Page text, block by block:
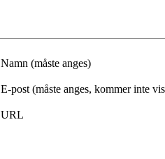
Namn (måste anges)
E-post (måste anges, kommer inte
URL